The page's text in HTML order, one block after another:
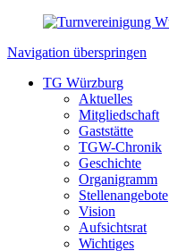
Navigation überspringen
TG Würzburg
Aktuelles
Mitgliedschaft
Gaststätte
TGW-Chronik
Geschichte
Organigramm
Stellenangebote
Vision
Aufsichtsrat
Wichtiges